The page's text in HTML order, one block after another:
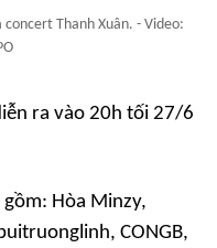
Thanh Xuân. - Video:
ra vào 20h tối 27/6
gồm: Hòa Minzy,
CONGB,